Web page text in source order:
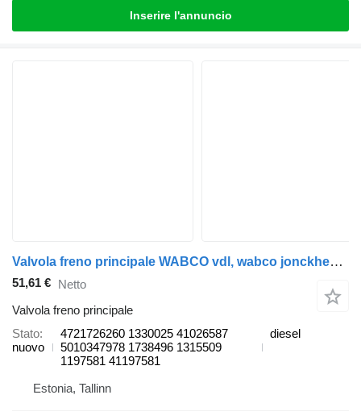
Inserire l'annuncio
Valvola freno principale WABCO vdl, wabco jonckheere transito 2000 (01.05-12.13) 4721726260 per autobus VDL Jonckheere Transit 2000 (2005-2013)
51,61 € Netto
Valvola freno principale
Stato
nuovo
4721726260 1330025 41026587
5010347978 1738496 1315509
1197581 41197581
diesel
Estonia, Tallinn